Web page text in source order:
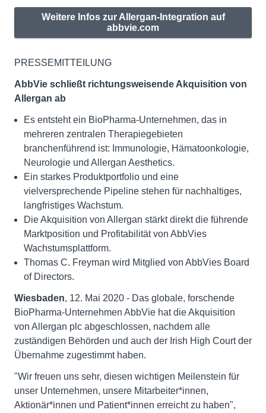
Weitere Infos zur Allergan-Integration auf
abbvie.com
PRESSEMITTEILUNG
AbbVie schließt richtungsweisende Akquisition von
Allergan ab
Es entsteht ein BioPharma-Unternehmen, das in
mehreren zentralen Therapiegebieten
branchenführend ist: Immunologie, Hämatoonkologie,
Neurologie und Allergan Aesthetics.
Ein starkes Produktportfolio und eine
vielversprechende Pipeline stehen für nachhaltiges,
langfristiges Wachstum.
Die Akquisition von Allergan stärkt direkt die führende
Marktposition und Profitabilität von AbbVies
Wachstumsplattform.
Thomas C. Freyman wird Mitglied von AbbVies Board
of Directors.
Wiesbaden, 12. Mai 2020 - Das globale, forschende
BioPharma-Unternehmen AbbVie hat die Akquisition
von Allergan plc abgeschlossen, nachdem alle
zuständigen Behörden und auch der Irish High Court der
Übernahme zugestimmt haben.
"Wir freuen uns sehr, diesen wichtigen Meilenstein für
unser Unternehmen, unsere Mitarbeiter*innen,
Aktionär*innen und Patient*innen erreicht zu haben",